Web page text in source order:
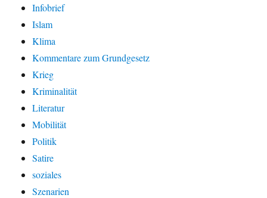
Infobrief
Islam
Klima
Kommentare zum Grundgesetz
Krieg
Kriminalität
Literatur
Mobilität
Politik
Satire
soziales
Szenarien